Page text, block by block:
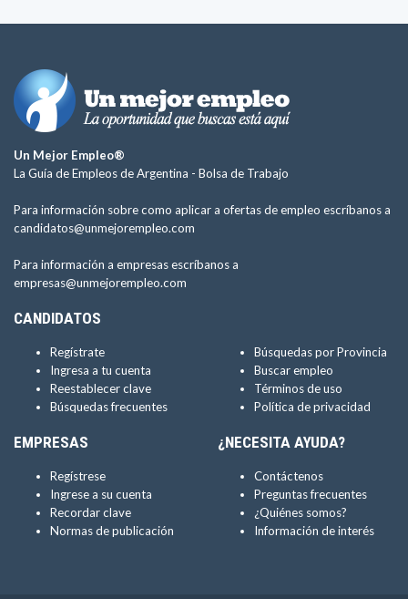
Un Mejor Empleo®
La Guía de Empleos de Argentina - Bolsa de Trabajo
Para información sobre como aplicar a ofertas de empleo escríbanos a
candidatos@unmejorempleo.com
Para información a empresas escríbanos a
empresas@unmejorempleo.com
CANDIDATOS
Regístrate
Ingresa a tu cuenta
Reestablecer clave
Búsquedas frecuentes
Búsquedas por Provincia
Buscar empleo
Términos de uso
Política de privacidad
EMPRESAS
Regístrese
Ingrese a su cuenta
Recordar clave
Normas de publicación
¿NECESITA AYUDA?
Contáctenos
Preguntas frecuentes
¿Quiénes somos?
Información de interés